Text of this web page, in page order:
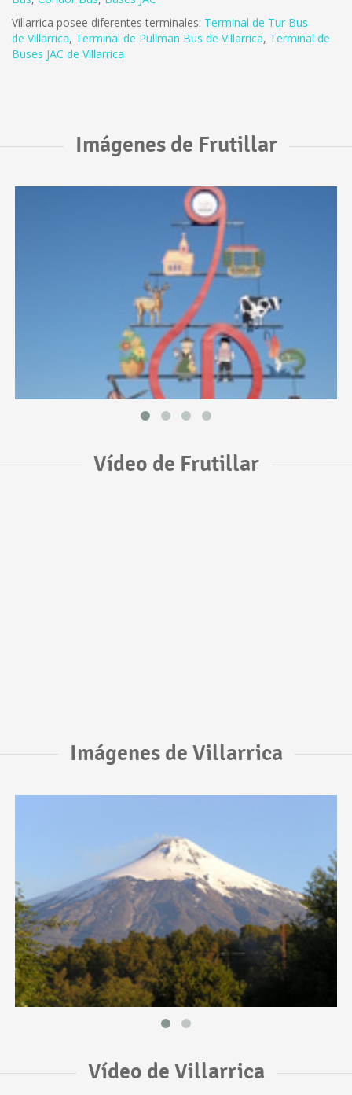
Villarrica posee diferentes terminales: Terminal de Tur Bus
de Villarrica, Terminal de Pullman Bus de Villarrica, Terminal de
Buses JAC de Villarrica
Imágenes de Frutillar
Vídeo de Frutillar
Imágenes de Villarrica
Vídeo de Villarrica